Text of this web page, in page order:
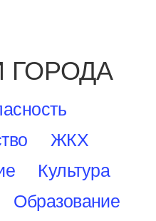
ГОРОДА
ЖКХ
Культура
Образование